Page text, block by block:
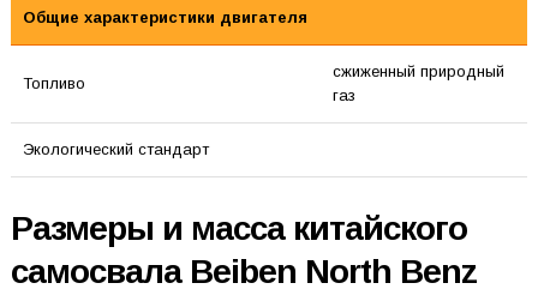
Общие характеристики двигателя
Топливо
сжиженный природный
газ
Экологический стандарт
Размеры и масса китайского
самосвала Beiben North Benz